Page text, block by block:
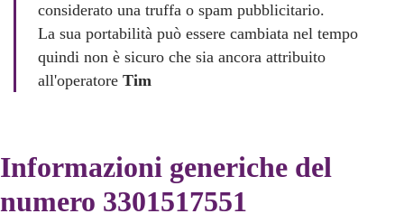
considerato una truffa o spam pubblicitario.
La sua portabilità può essere cambiata nel tempo
quindi non è sicuro che sia ancora attribuito
all'operatoreTim
Informazioni generiche del
numero 3301517551